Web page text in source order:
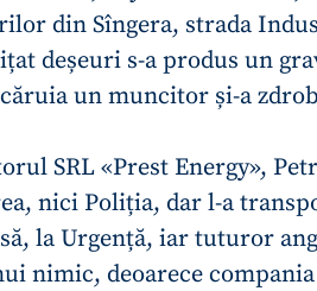
din Sîngera, strada
deșeuri s-a produs un
un muncitor și-a
SRL «Prest Energy»,
nici Poliția, dar l-a
la Urgență, iar tuturor
nimic, deoarece
Titlu știre +
Fotografie +